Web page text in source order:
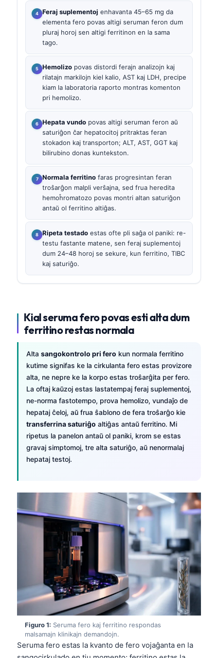
Feraj suplementoj enhavanta 45–65 mg da
elementa fero povas altigi seruman feron dum
pluraj horoj sen altigi ferritinon en la sama
tago.
Hemolizo povas distordi ferajn analizojn kaj
rilatajn markilojn kiel kalio, AST kaj LDH, precipe
kiam la laboratoria raporto montras komenton
pri hemolizo.
Hepata vundo povas altigi seruman feron aŭ
saturiĝon ĉar hepatocitoj pritraktas feran
stokadon kaj transporton; ALT, AST, GGT kaj
bilirubino donas kuntekston.
Normala ferritino faras progresintan feran
troŝarĝon malpli verŝajna, sed frua heredita
hemoĥromatozo povas montri altan saturiĝon
antaŭ ol ferritino altiĝas.
Ripeta testado estas ofte pli saĝa ol paniki: re-
testu fastante matene, sen feraj suplementoj
dum 24–48 horoj se sekure, kun ferritino, TIBC
kaj saturiĝo.
Kial seruma fero povas esti alta dum
ferritino restas normala
Alta sangokontrolo pri fero kun normala ferritino
kutime signifas ke la cirkulanta fero estas provizore
alta, ne nepre ke la korpo estas troŝarĝita per fero.
La oftaj kaŭzoj estas lastatempaj feraj suplementoj,
ne-norma fastotempo, prova hemolizo, vundaĵo de
hepataj ĉeloj, aŭ frua ŝablono de fera troŝarĝo kie
transferrina saturiĝo altiĝas antaŭ ferritino. Mi
ripetus la panelon antaŭ ol paniki, krom se estas
gravaj simptomoj, tre alta saturiĝo, aŭ nenormalaj
hepataj testoj.
Figuro 1: Seruma fero kaj ferritino respondas
malsamajn klinikajn demandojn.
Seruma fero estas la kvanto de fero vojaĝanta en la